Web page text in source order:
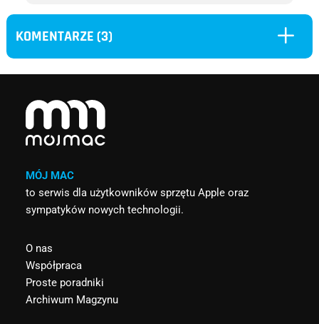
KOMENTARZE (3) L
MÓJ MAC
to serwis dla użytkowników sprzętu Apple oraz
sympatyków nowych technologii.
O nas
Współpraca
Proste poradniki
Archiwum Magzynu